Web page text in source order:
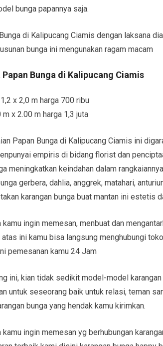
bunga papannya saja.
di Kalipucang Ciamis dengan laksana
bunga ini mengunakan ragam macam
Papan Bunga di Kalipucang Ciamis
x 2,0 m harga 700 ribu
m x 2.00 m harga 1,3 juta
Papan Bunga di Kalipucang Ciamis ini
empiris di bidang florist dan
meningkatkan keindahan dalam
gerbera, dahlia, anggrek, matahari,
karangan bunga buat mantan ini estetis
kamu ingin memesan, menbuat dan
ini kamu bisa langsung menghubungi
pemesanan kamu 24 Jam
ini, kian tidak sedikit model-model
untuk seseorang baik untuk relasi, teman
bunga yang hendak kamu kirimkan.
kamu ingin memesan yg berhubungan